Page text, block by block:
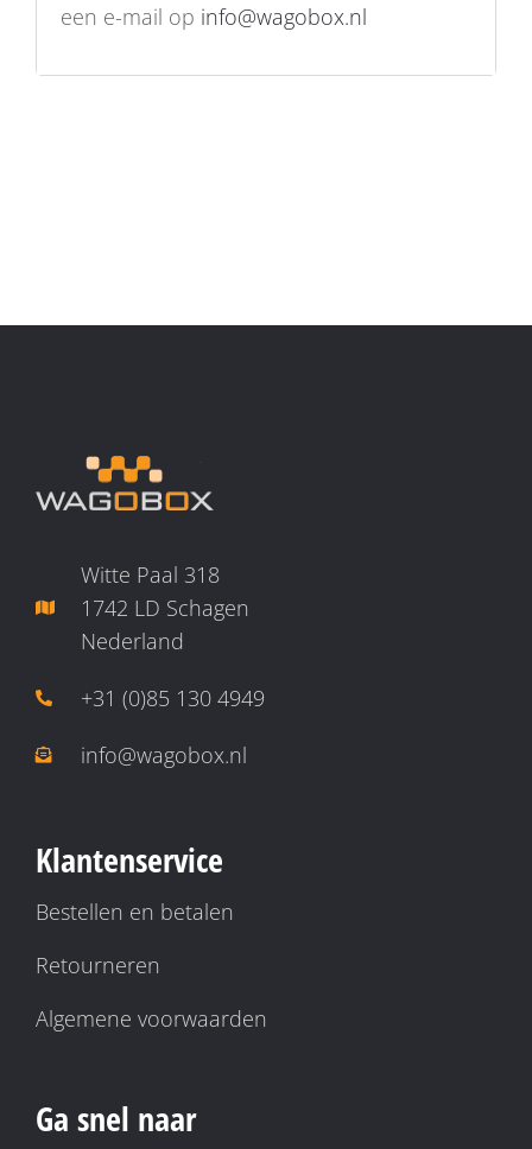
een e-mail op info@wagobox.nl
Witte Paal 318
1742 LD Schagen
Nederland
+31 (0)85 130 4949
info@wagobox.nl
Klantenservice
Bestellen en betalen
Retourneren
Algemene voorwaarden
Ga snel naar